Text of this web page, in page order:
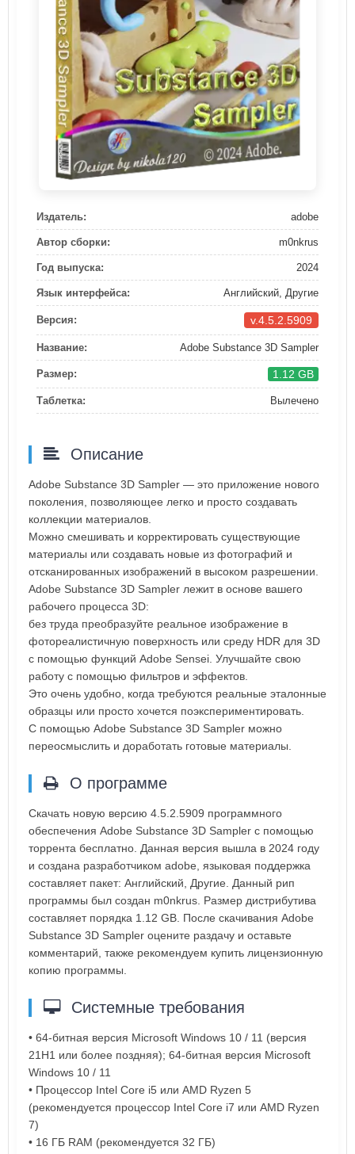
Издатель: adobe
Автор сборки: m0nkrus
Год выпуска: 2024
Язык интерфейса: Английский, Другие
Версия: v.4.5.2.5909
Название: Adobe Substance 3D Sampler
Размер: 1.12 GB
Таблетка: Вылечено
Описание
Adobe Substance 3D Sampler — это приложение нового
поколения, позволяющее легко и просто создавать
коллекции материалов.
Можно смешивать и корректировать существующие
материалы или создавать новые из фотографий и
отсканированных изображений в высоком разрешении.
Adobe Substance 3D Sampler лежит в основе вашего
рабочего процесса 3D:
без труда преобразуйте реальное изображение в
фотореалистичную поверхность или среду HDR для 3D
с помощью функций Adobe Sensei. Улучшайте свою
работу с помощью фильтров и эффектов.
Это очень удобно, когда требуются реальные эталонные
образцы или просто хочется поэкспериментировать.
С помощью Adobe Substance 3D Sampler можно
переосмыслить и доработать готовые материалы.
О программе
Скачать новую версию 4.5.2.5909 программного
обеспечения Adobe Substance 3D Sampler с помощью
торрента бесплатно. Данная версия вышла в 2024 году
и создана разработчиком adobe, языковая поддержка
составляет пакет: Английский, Другие. Данный рип
программы был создан m0nkrus. Размер дистрибутива
составляет порядка 1.12 GB. После скачивания Adobe
Substance 3D Sampler оцените раздачу и оставьте
комментарий, также рекомендуем купить лицензионную
копию программы.
Системные требования
• 64-битная версия Microsoft Windows 10 / 11 (версия
21H1 или более поздняя); 64-битная версия Microsoft
Windows 10 / 11
• Процессор Intel Core i5 или AMD Ryzen 5
(рекомендуется процессор Intel Core i7 или AMD Ryzen
7)
• 16 ГБ RAM (рекомендуется 32 ГБ)